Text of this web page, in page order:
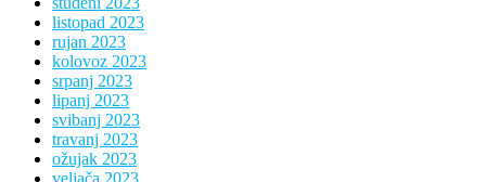
listopad 2023
rujan 2023
kolovoz 2023
srpanj 2023
lipanj 2023
svibanj 2023
travanj 2023
ožujak 2023
veljača 2023